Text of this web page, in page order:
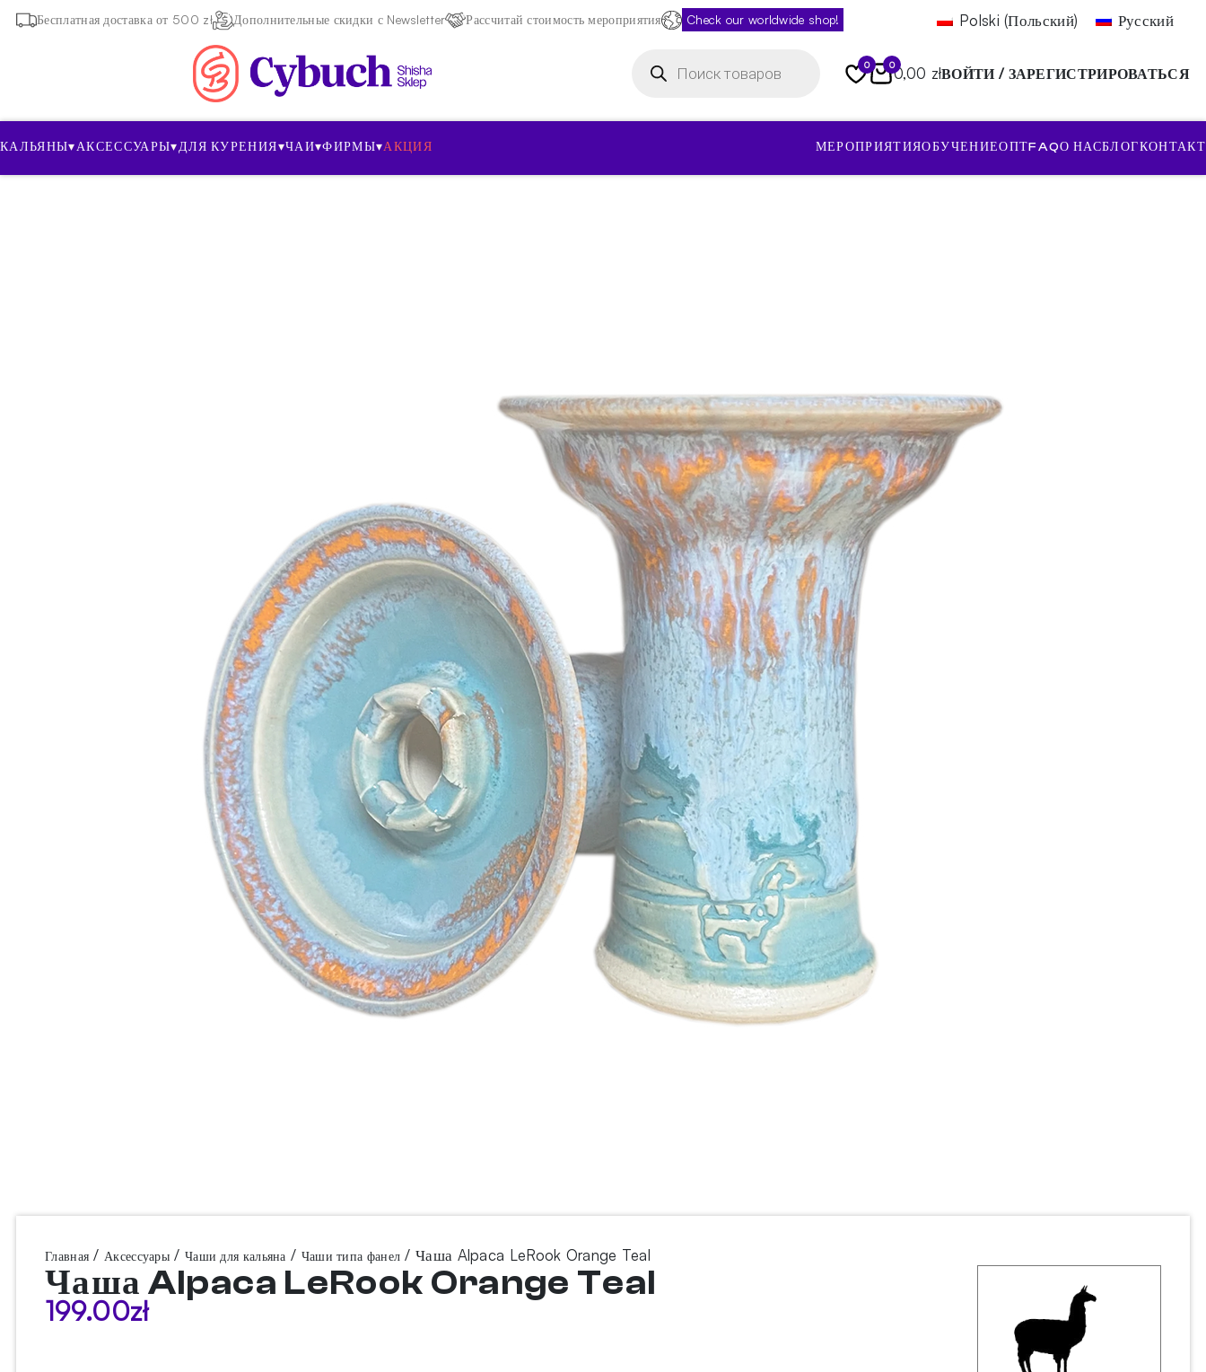
Бесплатная доставка от 500 zł Дополнительные скидки с Newsletter Рассчитай стоимость мероприятия Check our worldwide shop! Polski (Польский)
Русский
товаров 0 00,00 złВОЙТИ / ЗАРЕГИСТРИРОВАТЬСЯ
КАЛЬЯНЫ▾АКСЕССУАРЫ▾ДЛЯ КУРЕНИЯ▾ЧАИ▾ФИРМЫ▾АКЦИЯ МЕРОПРИЯТИЯОБУЧЕНИЕОПТFAQО НАСБЛОГКОНТАКТ
Главная / Аксессуары / Чаши для кальяна / Чаши типа фанел / Чаша Alpaca LeRook Orange Teal
Чаша Alpaca LeRook Orange Teal
199.00zł